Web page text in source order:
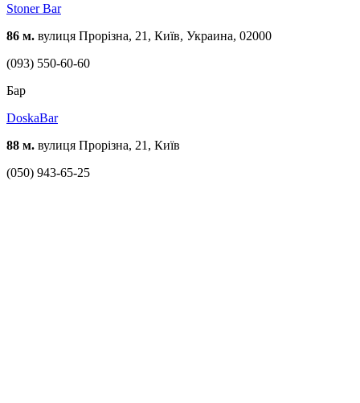
Stoner Bar
86 м. вулиця Прорізна, 21, Київ, Украина, 02000
(093) 550-60-60
Бар
DoskaBar
88 м. вулиця Прорізна, 21, Київ
(050) 943-65-25